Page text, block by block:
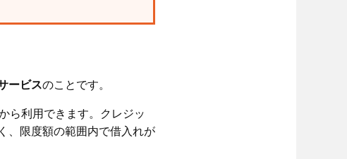
ービスのことです。
ら利用できます。クレジッ
、限度額の範囲内で借入れが